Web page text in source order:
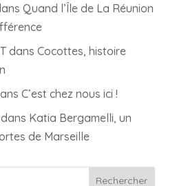
Quand l’Île de La Réunion
dans Cocottes, histoire
C’est chez nous ici !
Katia Bergamelli, un
de Marseille
Rechercher